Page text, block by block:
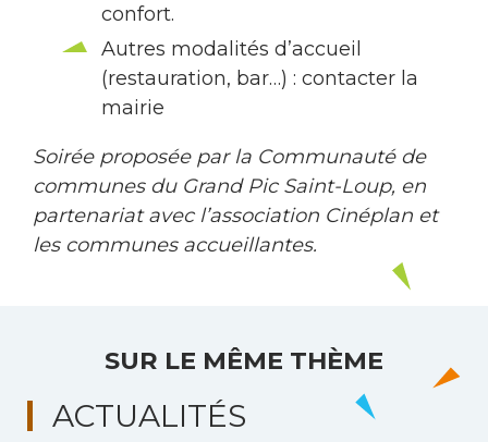
confort.
Autres modalités d’accueil
(restauration, bar…) : contacter la
mairie
Soirée proposée par la Communauté de
communes du Grand Pic Saint-Loup, en
partenariat avec l’association Cinéplan et
les communes accueillantes.
SUR LE MÊME THÈME
ACTUALITÉS